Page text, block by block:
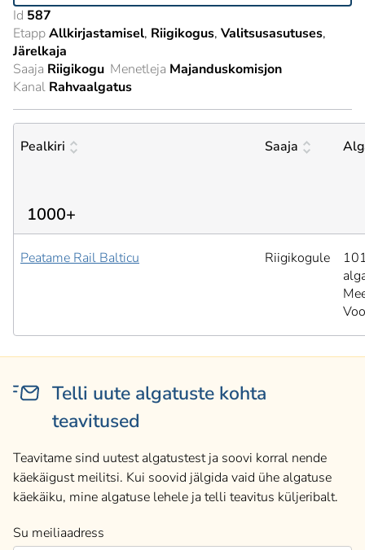
Id 587
EtappAllkirjastamisel Riigikogus Valitsusasutuses
Järelkaja
Saaja Riigikogu Menetleja Majanduskomisjon
Kanal Rahvaalgatus
Pealkiri Saaja
1000+
Peatame Rail Balticu Riigikogule
Telli uute algatuste kohta
teavitused
Teavitame sind uutest algatustest ja soovi korral nende
käekäigust meilitsi. Kui soovid jälgida vaid ühe algatuse
käekäiku, mine algatuse lehele ja telli teavitus küljeribalt.
Su meiliaadress